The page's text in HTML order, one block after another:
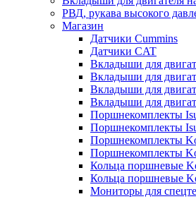
РВД, рукава высокого
Магазин
Датчики Cummins
Датчики CAT
Вкладыши для
Вкладыши для
Вкладыши для
Вкладыши для
Поршнекомплекты
Поршнекомплекты
Поршнекомплекты
Поршнекомплекты
Кольца поршневые
Кольца поршневые
Мониторы для